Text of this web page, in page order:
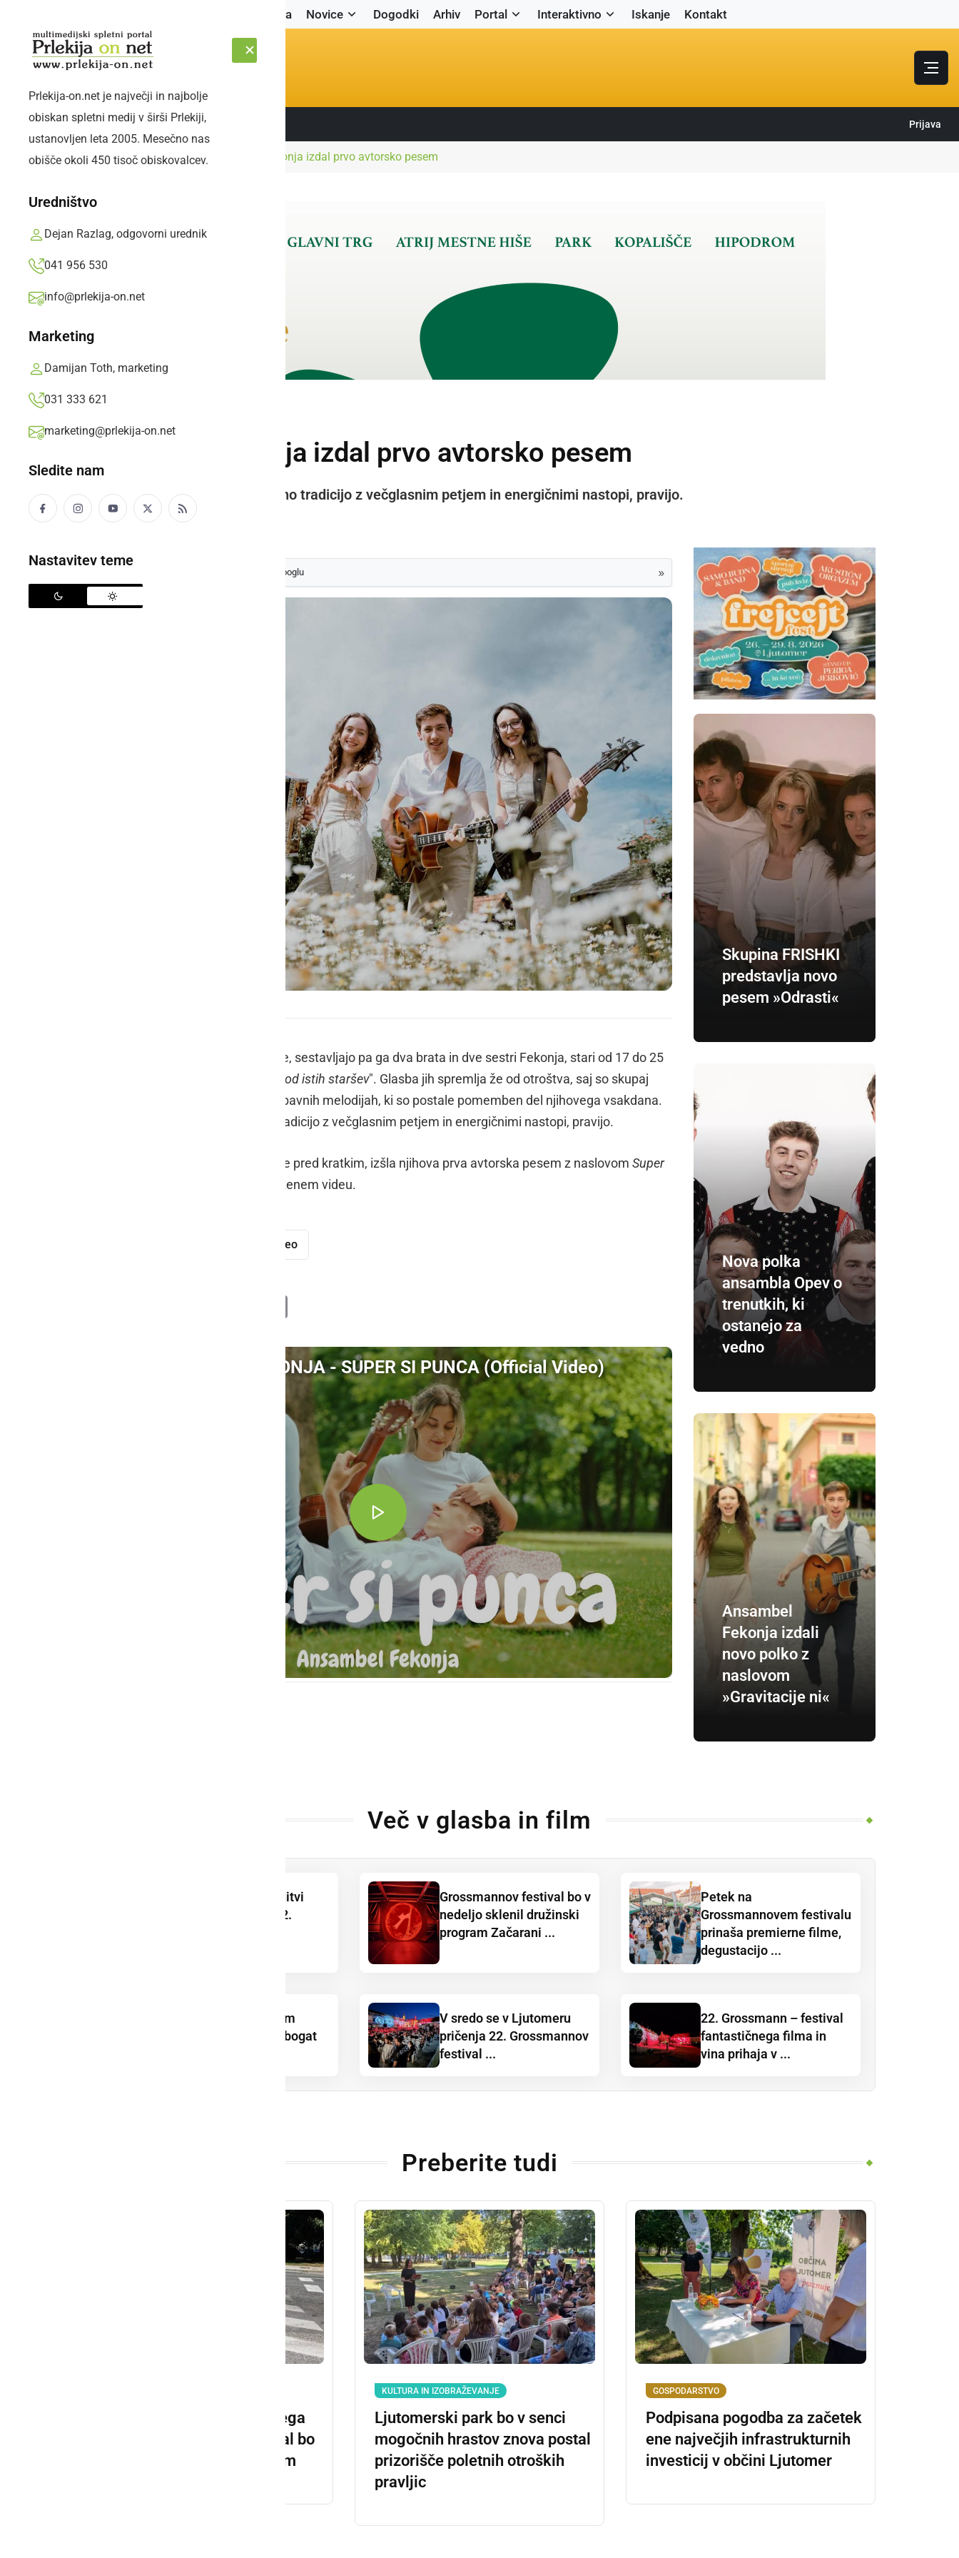
Naslovnica Novice Dogodki Arhiv Portal Interaktivno Iskanje Kontakt
PETEK, 7. AVGUST 2026 Sledite nam: Prijava
Prlekija-on.net je največji in najbolje
obiskan spletni medij v širši Prlekiji,
ustanovljen leta 2005. Mesečno nas
obišče okoli 450 tisoč obiskovalcev.
Uredništvo
Dejan Razlag, odgovorni urednik
041 956 530
info@prlekija-on.net
Marketing
Damijan Toth, marketing
031 333 621
marketing@prlekija-on.net
Sledite nam
Nastavitev teme
Naslovnica Glasba in film Ansambel Fekonja izdal prvo avtorsko pesem
Ansambel Fekonja izdal prvo avtorsko pesem
Radi oživljajo slovensko glasbeno tradicijo z večglasnim petjem in energičnimi nastopi, pravijo.
Prlekija-on.net,ponedeljek, 21. julij 2025 ob 16:57
kot svoj prednostni vir na Googlu »
prihaja iz Prlekije, sestavljajo pa ga dva brata in dve sestri Fekonja, stari od 17 do 25
iz iste družine od istih staršev". Glasba jih spremlja že od otroštva, saj so skupaj
odraščali ob slovenskih narodno-zabavnih melodijah, ki so postale pomemben del njihovega vsakdana.
Radi oživljajo slovensko glasbeno tradicijo z večglasnim petjem in energičnimi nastopi, pravijo.
Z veseljem pa tokrat sporočajo, da je pred kratkim, izšla njihova prva avtorska pesem z naslovom Super
. Prisluhnete ji lahko v priloženem videu.
video
PrintFriendly
Video: ANSAMBEL FEKONJA - SUPER SI PUNCA (Official Video)
Skupina FRISHKI
predstavlja novo
pesem »Odrasti«
Nova polka
ansambla Opev o
trenutkih, ki
ostanejo za
vedno
Ansambel
Fekonja izdali
novo polko z
naslovom
»Gravitacije ni«
Več v glasba in film
Na zaključni prireditvi
podelili nagrade 22.
Grossmannov festival bo v
nedeljo sklenil družinski
program Začarani ...
Petek na
Grossmannovem festivalu
prinaša premierne filme,
degustacijo ...
Na Grossmannovem
festivalu v četrtek bogat
V sredo se v Ljutomeru
pričenja 22. Grossmannov
festival ...
22. Grossmann – festival
fantastičnega filma in
vina prihaja v ...
Preberite tudi
Pričela se bo gradnja novega
krožišča v Ljutomeru, veljal bo
spremenjen prometni režim
KULTURA IN IZOBRAŽEVANJE
Ljutomerski park bo v senci
mogočnih hrastov znova postal
prizorišče poletnih otroških
pravljic
GOSPODARSTVO
Podpisana pogodba za začetek
ene največjih infrastrukturnih
investicij v občini Ljutomer